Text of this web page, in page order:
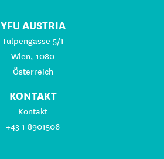
YFU AUSTRIA
Tulpengasse 5/1
Wien, 1080
Österreich
KONTAKT
Kontakt
+43 1 8901506